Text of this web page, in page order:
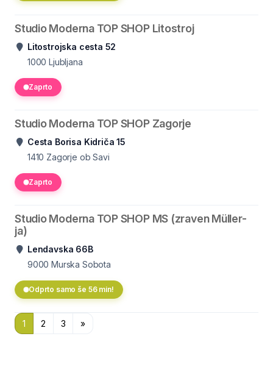
Studio Moderna TOP SHOP Litostroj
Litostrojska cesta 52
1000 Ljubljana
Zaprto
Studio Moderna TOP SHOP Zagorje
Cesta Borisa Kidriča 15
1410 Zagorje ob Savi
Zaprto
Studio Moderna TOP SHOP MS (zraven Müller-
ja)
Lendavska 66B
9000 Murska Sobota
Odprto samo še 56 min!
1 2 3 »